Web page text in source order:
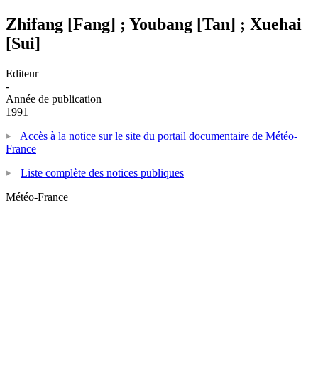
Zhifang [Fang] ; Youbang [Tan] ; Xuehai
[Sui]
Editeur
-
Année de publication
1991
Accès à la notice sur le site du portail documentaire de Météo-
France
Liste complète des notices publiques
Météo-France